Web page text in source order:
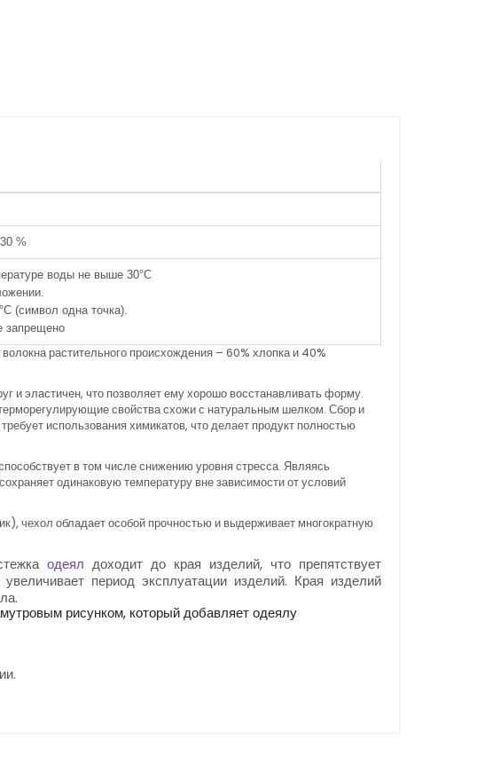
%
воды не выше 30°C
(символ одна точка).
запрещено
растительного происхождения – 60% хлопка и 40%
и эластичен, что позволяет ему хорошо восстанавливать форму.
свойства схожи с натуральным шелком. Сбор и
использования химикатов, что делает продукт полностью
в том числе снижению уровня стресса. Являясь
одинаковую температуру вне зависимости от условий
чехол обладает особой прочностью и выдерживает многократную
одеял доходит до края изделий, что препятствует
период эксплуатации изделий. Края изделий
рисунком, который добавляет одеялу